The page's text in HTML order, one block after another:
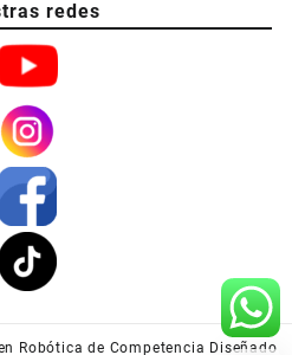
redes
Robótica de Competencia Diseñado